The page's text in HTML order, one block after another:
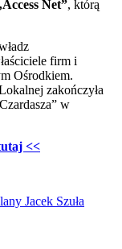
Net”, którą
firm i
Ośrodkiem.
zakończyła
w
<<
Jacek Szuła